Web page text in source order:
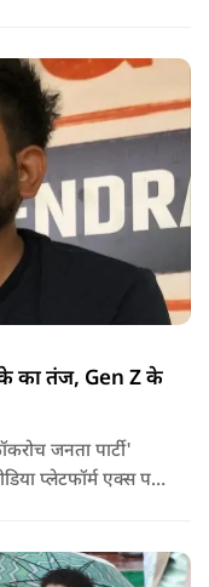
का तंज, Gen Z के
प्लेटफॉर्म एक्स पर